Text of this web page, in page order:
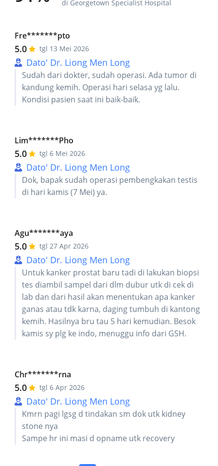
di Georgetown Specialist Hospital
Fre*******pto
5.0 tgl 13 Mei 2026
Dato' Dr. Liong Men Long
Sudah dari dokter, sudah operasi. Ada tumor di
kandung kemih. Operasi hari selasa yg lalu.
Kondisi pasien saat ini baik-baik.
Lim*******Pho
5.0 tgl 6 Mei 2026
Dato' Dr. Liong Men Long
Dok, bapak sudah operasi pembengkakan testis
di hari kamis (7 Mei) ya.
Agu*******aya
5.0 tgl 27 Apr 2026
Dato' Dr. Liong Men Long
Untuk kanker prostat baru tadi di lakukan biopsi
tes diambil sampel dari dlm dubur utk di cek di
lab dan dari hasil akan menentukan apa kanker
ganas atau tdk karna, daging tumbuh di kantong
kemih. Hasilnya bru tau 5 hari kemudian. Besok
kamis sy plg ke indo, menuggu info dari GSH.
Chr*******rna
5.0 tgl 6 Apr 2026
Dato' Dr. Liong Men Long
Kmrn pagi lgsg d tindakan sm dok utk kidney
stone nya
Sampe hr ini masi d opname utk recovery